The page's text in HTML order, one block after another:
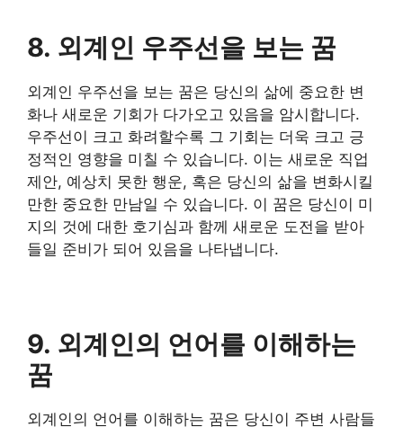
8. 외계인 우주선을 보는 꿈
외계인 우주선을 보는 꿈은 당신의 삶에 중요한 변
화나 새로운 기회가 다가오고 있음을 암시합니다.
우주선이 크고 화려할수록 그 기회는 더욱 크고 긍
정적인 영향을 미칠 수 있습니다. 이는 새로운 직업
제안, 예상치 못한 행운, 혹은 당신의 삶을 변화시킬
만한 중요한 만남일 수 있습니다. 이 꿈은 당신이 미
지의 것에 대한 호기심과 함께 새로운 도전을 받아
들일 준비가 되어 있음을 나타냅니다.
9. 외계인의 언어를 이해하는
꿈
외계인의 언어를 이해하는 꿈은 당신이 주변 사람들